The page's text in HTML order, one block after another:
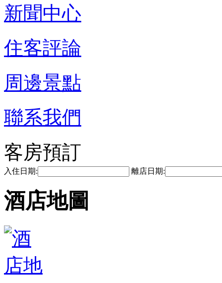
新聞中心
住客評論
周邊景點
聯系我們
客房預訂
入住日期: 離店日期:
酒店地圖